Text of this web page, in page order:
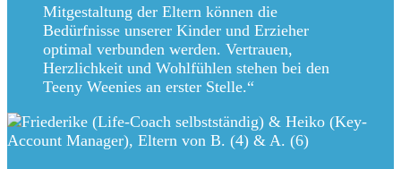
Mitgestaltung der Eltern können die
Bedürfnisse unserer Kinder und Erzieher
optimal verbunden werden. Vertrauen,
Herzlichkeit und Wohlfühlen stehen bei den
Teeny Weenies an erster Stelle.“